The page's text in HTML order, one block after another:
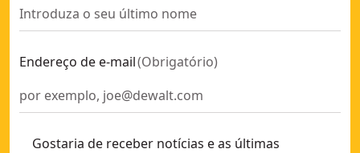
Endereço de e-mail(Obrigatório)
Gostaria de receber notícias e as últimas